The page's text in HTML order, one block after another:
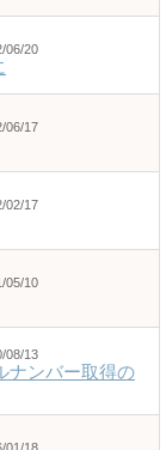
20
17
17
10
13
ナンバー取得の